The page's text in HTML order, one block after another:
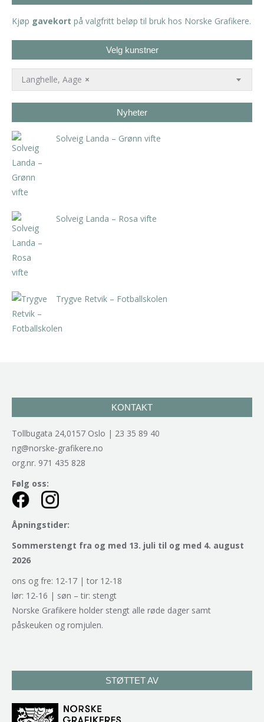
Kjøp gavekort på valgfritt beløp til bruk hos Norske Grafikere.
Velg kunstner
×
Langhelle, Aage
Nyheter
Solveig Landa – Grønn vifte
Solveig Landa – Rosa vifte
Trygve Retvik – Fotballskolen
KONTAKT
Tollbugata 24,0157 Oslo | 23 35 89 40
ng@norske-grafikere.no
org.nr. 971 435 828
Følg oss:
Åpningstider:
Sommerstengt fra og med 13. juli til og med 4. august
2026
ons og fre: 12-17 | tor 12-18
lør: 12-16 | søn – tir: stengt
Norske Grafikere holder stengt alle røde dager samt
påskeuken og romjulen.
STØTTET AV